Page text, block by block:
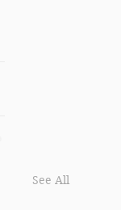
See All